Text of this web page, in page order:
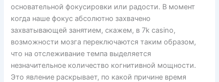
основательной фокусировки или радости. В момент
когда наше фокус абсолютно захвачено
захватывающей занятием, скажем, в 7k casino,
возможности мозга переключаются таким образом,
что на отслеживание темпа выделяется
незначительное количество когнитивной мощности.
Это явление раскрывает, по какой причине время